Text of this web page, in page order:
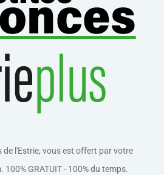
de l'Estrie, vous est offert par votre
GRATUIT - 100% du temps.